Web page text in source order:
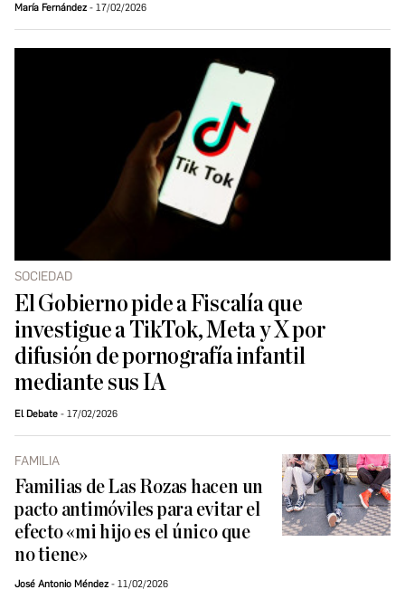
María Fernández 17/02/2026
SOCIEDAD
El Gobierno pide a Fiscalía que
investigue a TikTok, Meta y X por
difusión de pornografía infantil
mediante sus IA
El Debate 17/02/2026
FAMILIA
Familias de Las Rozas hacen un
pacto antimóviles para evitar el
efecto «mi hijo es el único que
no tiene»
José Antonio Méndez 11/02/2026